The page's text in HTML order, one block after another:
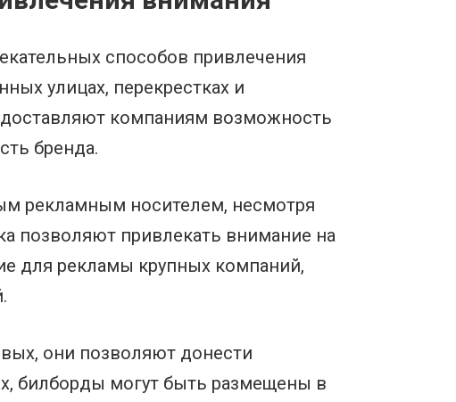
способов привлечения
улицах, перекрестках и
компаниям возможность
бренда.
рекламным носителем, несмотря
позволяют привлекать внимание на
для рекламы крупных компаний,
они позволяют донести
билборды могут быть размещены в